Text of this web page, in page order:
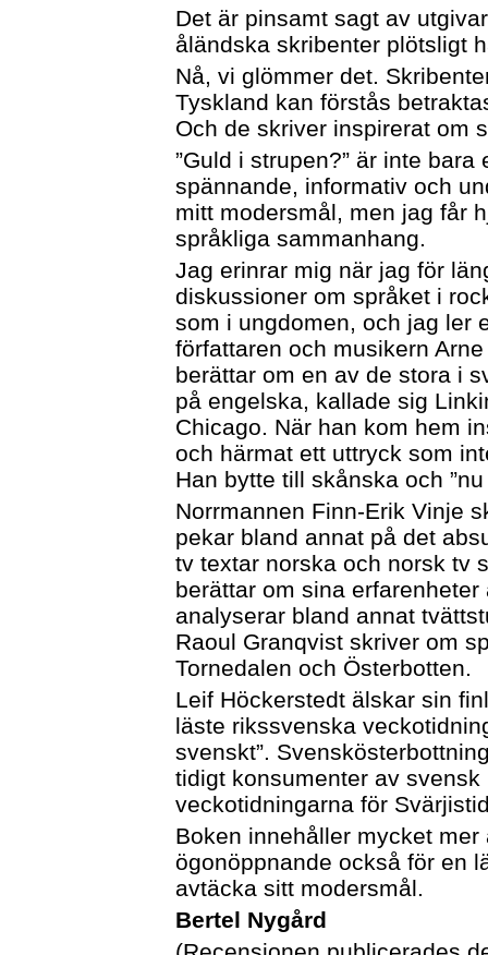
Det är pinsamt sagt av
åländska skribenter plötsligt
Nå, vi glömmer det.
Tyskland kan förstås
Och de skriver inspirerat om
”Guld i strupen?” är inte
spännande, informativ och
mitt modersmål, men jag får
språkliga sammanhang.
Jag erinrar mig när jag för
diskussioner om språket i
som i ungdomen, och jag ler
författaren och musikern
berättar om en av de stora i
på engelska, kallade sig
Chicago. När han kom hem
och härmat ett uttryck som
Han bytte till skånska och
Norrmannen Finn-Erik Vinje
pekar bland annat på det
tv textar norska och norsk tv
berättar om sina
analyserar bland annat
Raoul Granqvist skriver om
Tornedalen och Österbotten.
Leif Höckerstedt älskar sin
läste rikssvenska
svenskt”.
tidigt konsumenter av
veckotidningarna för
Boken innehåller mycket
ögonöppnande också för en
avtäcka sitt modersmål.
Bertel Nygård